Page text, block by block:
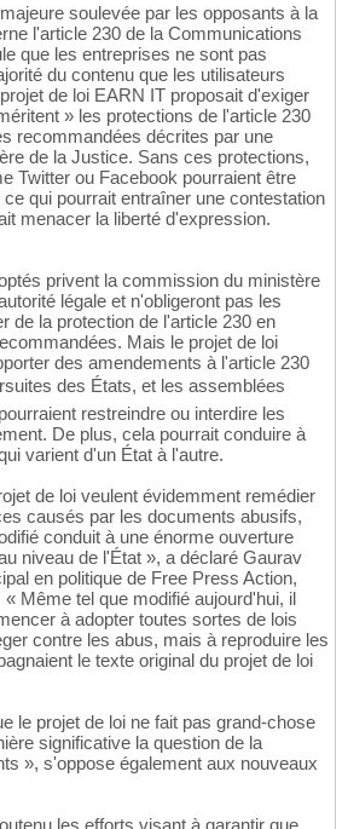
soulevée par les opposants à la
l'article 230 de la Communications
que les entreprises ne sont pas
du contenu que les utilisateurs
de loi EARN IT proposait d'exiger
» les protections de l'article 230
recommandées décrites par une
de la Justice. Sans ces protections,
Twitter ou Facebook pourraient être
qui pourrait entraîner une contestation
menacer la liberté d'expression.
privent la commission du ministère
légale et n'obligeront pas les
de la protection de l'article 230 en
Mais le projet de loi
des amendements à l'article 230
des États, et les assemblées
restreindre ou interdire les
De plus, cela pourrait conduire à
varient d'un État à l'autre.
de loi veulent évidemment remédier
causés par les documents abusifs,
conduit à une énorme ouverture
niveau de l'État », a déclaré Gaurav
en politique de Free Press Action,
Même tel que modifié aujourd'hui, il
à adopter toutes sortes de lois
contre les abus, mais à reproduire les
le texte original du projet de loi
le projet de loi ne fait pas grand-chose
significative la question de la
», s'oppose également aux nouveaux
les efforts visant à garantir que